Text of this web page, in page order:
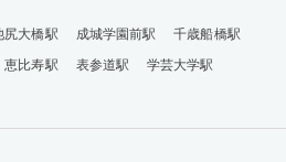
尻大橋駅 成城学園前駅
千歳船橋駅
恵比寿駅 表参道駅
学芸大学駅